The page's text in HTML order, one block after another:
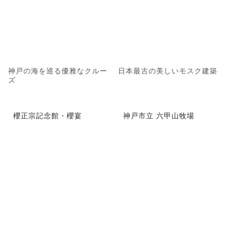
神戸の海を巡る優雅なクルー
ズ
日本最古の美しいモスク建築
櫻正宗記念館・櫻宴 神戸市立 六甲山牧場